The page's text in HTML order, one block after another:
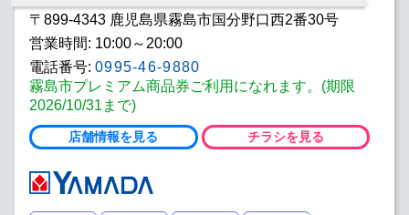
〒899-4343 鹿児島県霧島市国分野口西2番30号
営業時間: 10:00～20:00
電話番号: 0995-46-9880
霧島市プレミアム商品券ご利用になれます。(期限
2026/10/31まで)
店舗情報を見る チラシを見る